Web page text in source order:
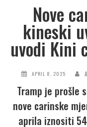
Nove
kineski
uvodi Kini
APRIL 8, 2025
Tramp je prošle
nove carinske
aprila iznositi